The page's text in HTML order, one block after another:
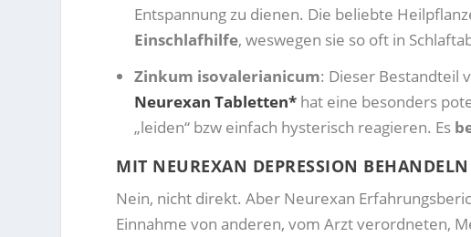
Entspannung zu dienen. Die beliebte
Einschlafhilfe, weswegen sie so oft in
Zinkum isovalerianicum: Dieser Bestandteil
Neurexan Tabletten*hat eine besonders
„leiden“ bzw einfach hysterisch reagieren. Es
MIT NEUREXAN DEPRESSION BEHANDELN
Nein, nicht direkt. Aber Neurexan
Einnahme von anderen, vom Arzt verordneten,